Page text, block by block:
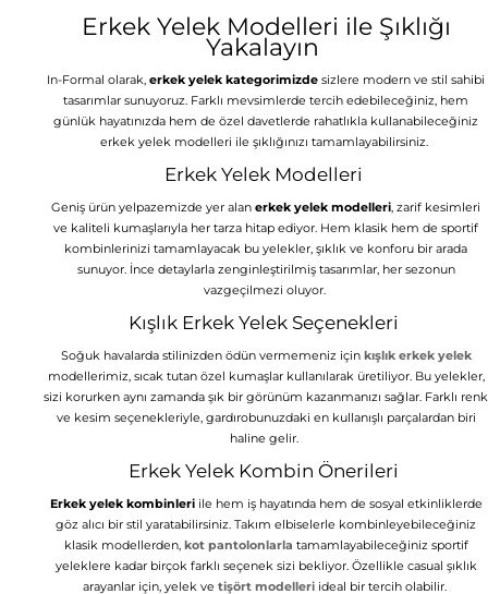
Erkek Yelek Modelleri ile Şıklığı
Yakalayın
In-Formal olarak, erkek yelek kategorimizde sizlere modern ve stil sahibi
tasarımlar sunuyoruz. Farklı mevsimlerde tercih edebileceğiniz, hem
günlük hayatınızda hem de özel davetlerde rahatlıkla kullanabileceğiniz
erkek yelek modelleri ile şıklığınızı tamamlayabilirsiniz.
Erkek Yelek Modelleri
Geniş ürün yelpazemizde yer alan erkek yelek modelleri, zarif kesimleri
ve kaliteli kumaşlarıyla her tarza hitap ediyor. Hem klasik hem de sportif
kombinlerinizi tamamlayacak bu yelekler, şıklık ve konforu bir arada
sunuyor. İnce detaylarla zenginleştirilmiş tasarımlar, her sezonun
vazgeçilmezi oluyor.
Kışlık Erkek Yelek Seçenekleri
Soğuk havalarda stilinizden ödün vermemeniz için kışlık erkek yelek
modellerimiz, sıcak tutan özel kumaşlar kullanılarak üretiliyor. Bu yelekler,
sizi korurken aynı zamanda şık bir görünüm kazanmanızı sağlar. Farklı renk
ve kesim seçenekleriyle, gardırobunuzdaki en kullanışlı parçalardan biri
haline gelir.
Erkek Yelek Kombin Önerileri
Erkek yelek kombinleriile hem iş hayatında hem de sosyal etkinliklerde
göz alıcı bir stil yaratabilirsiniz. Takım elbiselerle kombinleyebileceğiniz
klasik modellerden, kot pantolonlarla tamamlayabileceğiniz sportif
yeleklere kadar birçok farklı seçenek sizi bekliyor. Özellikle casual şıklık
arayanlar için, yelek ve tişört modelleriideal bir tercih olabilir.